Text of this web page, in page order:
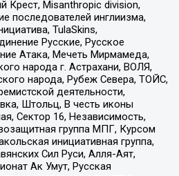
Крест, Misanthropic division,
последователей инглиизма,
TulaSkins,
Русские, Русское
Атака, Мечеть Мирмамеда,
народа г. Астрахани, ВОЛЯ,
народа, Рубеж Севера, ТОЙС,
деятельности,
Штольц, В честь иконы
Сектор 16, Независимость,
группа МПГ, Курсом
инициативная группа,
Сил Руси, Алля-Аят,
Ак Умут, Русская